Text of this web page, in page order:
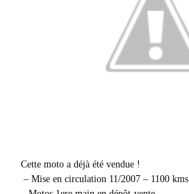
Cette moto a déjà été vendue !
– Mise en circulation 11/2007 – 1100 kms